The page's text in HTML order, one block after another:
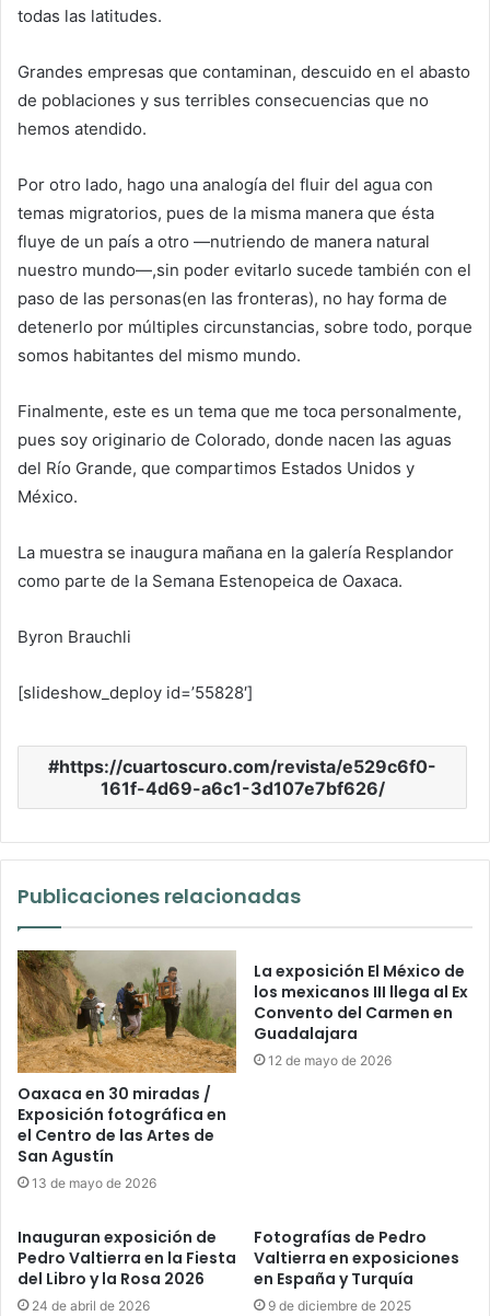
todas las latitudes.
Grandes empresas que contaminan, descuido en el abasto
de poblaciones y sus terribles consecuencias que no
hemos atendido.
Por otro lado, hago una analogía del fluir del agua con
temas migratorios, pues de la misma manera que ésta
fluye de un país a otro —nutriendo de manera natural
nuestro mundo—,sin poder evitarlo sucede también con el
paso de las personas(en las fronteras), no hay forma de
detenerlo por múltiples circunstancias, sobre todo, porque
somos habitantes del mismo mundo.
Finalmente, este es un tema que me toca personalmente,
pues soy originario de Colorado, donde nacen las aguas
del Río Grande, que compartimos Estados Unidos y
México.
La muestra se inaugura mañana en la galería Resplandor
como parte de la Semana Estenopeica de Oaxaca.
Byron Brauchli
[slideshow_deploy id=’55828′]
https://cuartoscuro.com/revista/e529c6f0-
161f-4d69-a6c1-3d107e7bf626/
Publicaciones relacionadas
Oaxaca en 30 miradas /
Exposición fotográfica en
el Centro de las Artes de
San Agustín
13 de mayo de 2026
La exposición El México de
los mexicanos III llega al Ex
Convento del Carmen en
Guadalajara
12 de mayo de 2026
Inauguran exposición de
Pedro Valtierra en la Fiesta
del Libro y la Rosa 2026
24 de abril de 2026
Fotografías de Pedro
Valtierra en exposiciones
en España y Turquía
9 de diciembre de 2025